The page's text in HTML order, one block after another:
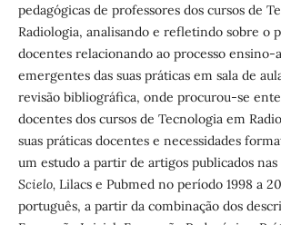
pedagógicas de professores dos cursos de
Radiologia, analisando e refletindo sobre o
docentes relacionando ao processo ensino-
emergentes das suas práticas em sala de
revisão bibliográfica, onde procurou-se
docentes dos cursos de Tecnologia em
suas práticas docentes e necessidades
um estudo a partir de artigos publicados nas
Scielo,Lilacs e Pubmed no período 1998 a
português, a partir da combinação dos